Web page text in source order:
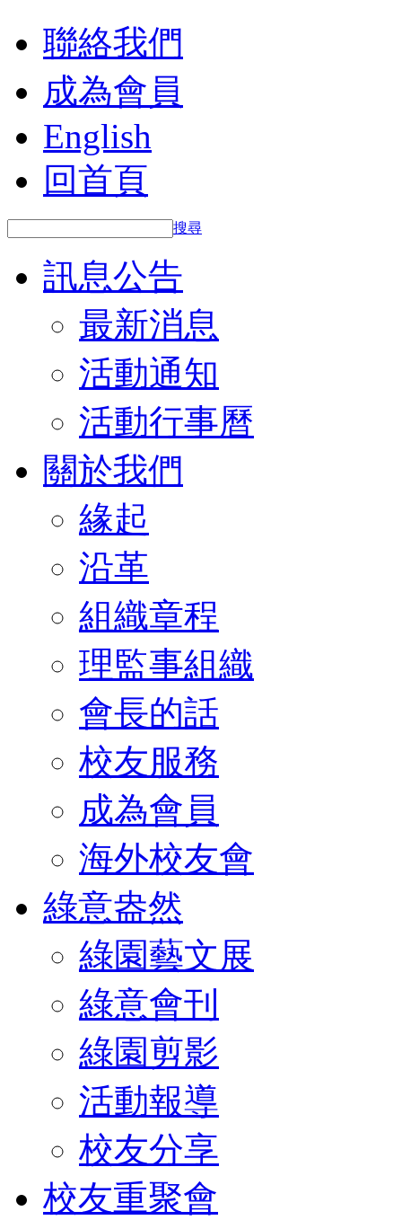
聯絡我們
成為會員
English
回首頁
搜尋
訊息公告
最新消息
活動通知
活動行事曆
關於我們
緣起
沿革
組織章程
理監事組織
會長的話
校友服務
成為會員
海外校友會
綠意盎然
綠園藝文展
綠意會刊
綠園剪影
活動報導
校友分享
校友重聚會